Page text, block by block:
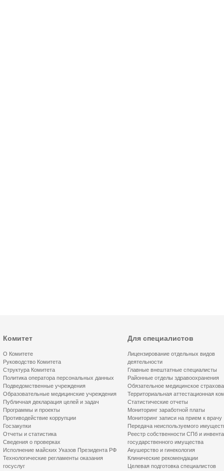
Комитет
О Комитете
Руководство Комитета
Структура Комитета
Политика оператора персональных данных
Подведомственные учреждения
Образовательные медицинские учреждения
Публичная декларация целей и задач
Программы и проекты
Противодействие коррупции
Госзакупки
Отчеты и статистика
Сведения о проверках
Исполнение майских Указов Президента РФ
Технологические регламенты оказания
госуслуг
Для специалистов
Лицензирование отдельных видов
деятельности
Главные внештатные специалисты
Районные отделы здравоохранения
Обязательное медицинское
Территориальная аттестационная
Статистические отчеты
Мониторинг заработной платы
Мониторинг записи на прием к врачу
Передача неиспользуемого
Реестр собственности СПб и
государственного имущества
Акушерство и гинекология
Клинические рекомендации
Целевая подготовка специалистов